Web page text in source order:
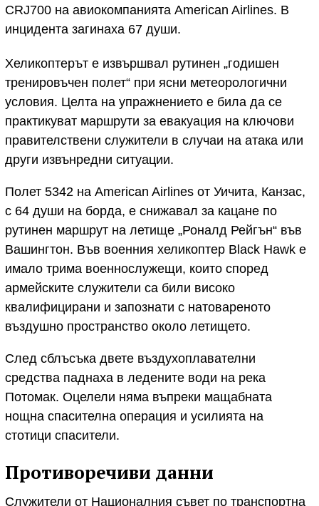
CRJ700 на авиокомпанията American Airlines. В
инцидента загинаха 67 души.
Хеликоптерът е извършвал рутинен „годишен
тренировъчен полет“ при ясни метеорологични
условия. Целта на упражнението е била да се
практикуват маршрути за евакуация на ключови
правителствени служители в случаи на атака или
други извънредни ситуации.
Полет 5342 на American Airlines от Уичита, Канзас,
с 64 души на борда, е снижавал за кацане по
рутинен маршрут на летище „Роналд Рейгън“ във
Вашингтон. Във военния хеликоптер Black Hawk е
имало трима военнослужещи, които според
армейските служители са били високо
квалифицирани и запознати с натовареното
въздушно пространство около летището.
След сблъсъка двете въздухоплавателни
средства паднаха в ледените води на река
Потомак. Оцелели няма въпреки мащабната
нощна спасителна операция и усилията на
стотици спасители.
Противоречиви данни
Служители от Националния съвет по транспортна